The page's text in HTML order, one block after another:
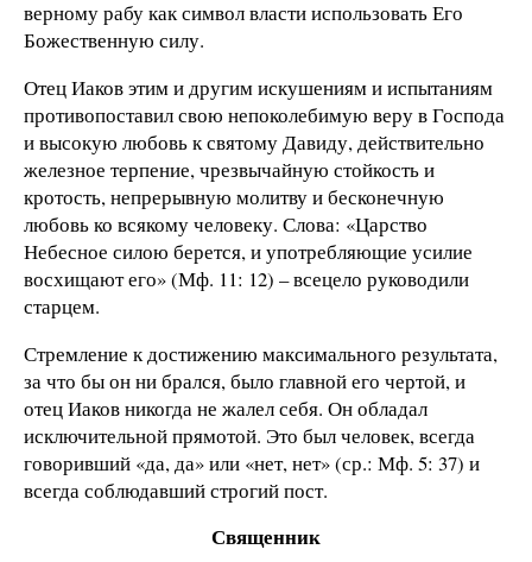
верному рабу как символ власти использовать Его
Божественную силу.
Отец Иаков этим и другим искушениям и испытаниям
противопоставил свою непоколебимую веру в Господа
и высокую любовь к святому Давиду, действительно
железное терпение, чрезвычайную стойкость и
кротость, непрерывную молитву и бесконечную
любовь ко всякому человеку. Слова: «Царство
Небесное силою берется, и употребляющие усилие
восхищают его» (Мф. 11: 12) – всецело руководили
старцем.
Стремление к достижению максимального результата,
за что бы он ни брался, было главной его чертой, и
отец Иаков никогда не жалел себя. Он обладал
исключительной прямотой. Это был человек, всегда
говоривший «да, да» или «нет, нет» (ср.: Мф. 5: 37) и
всегда соблюдавший строгий пост.
Священник